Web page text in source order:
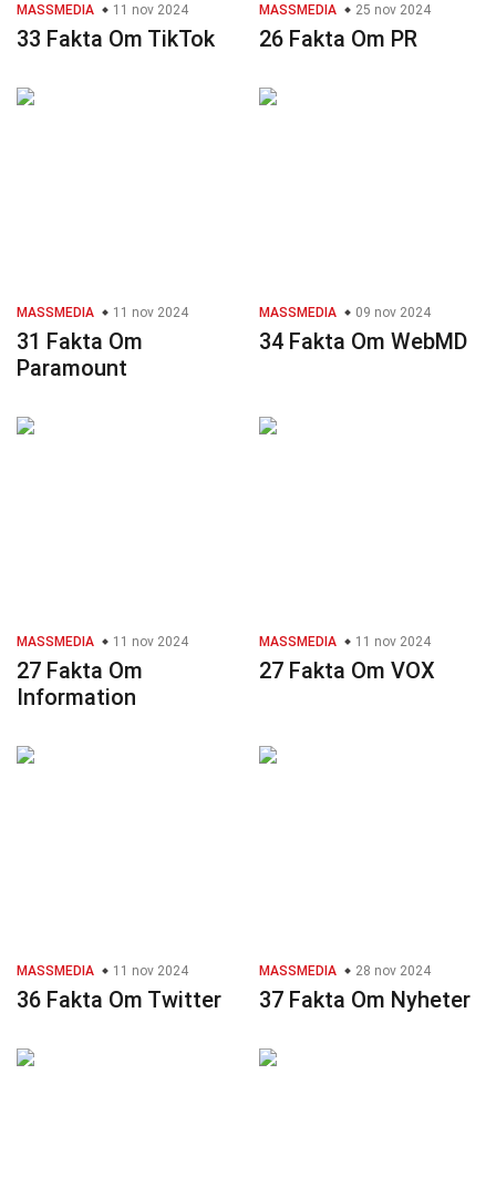
MASSMEDIA 11 nov 2024
33 Fakta Om TikTok
MASSMEDIA 25 nov 2024
26 Fakta Om PR
MASSMEDIA 11 nov 2024
31 Fakta Om
Paramount
MASSMEDIA 09 nov 2024
34 Fakta Om WebMD
MASSMEDIA 11 nov 2024
27 Fakta Om
Information
MASSMEDIA 11 nov 2024
27 Fakta Om VOX
MASSMEDIA 11 nov 2024
36 Fakta Om Twitter
MASSMEDIA 28 nov 2024
37 Fakta Om Nyheter